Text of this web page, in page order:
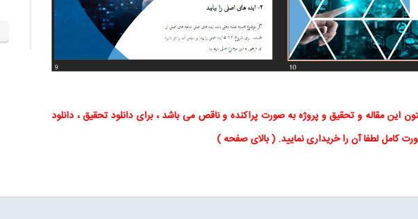
اینمقاله وتحقیق و پروژه به صورت پراکنده و ناقص می باشد ، برای دانلود تحقیق ، دانلود
کامل لطفا آن را خریداری نمایید. (بالای صفحه)